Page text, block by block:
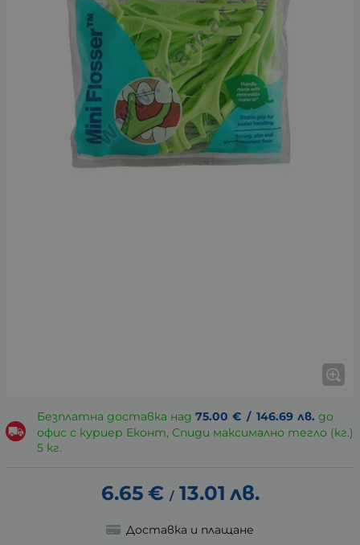
Безплатна доставка над 75.00 € / 146.69 лв. до
офис с куриер Еконт, Спиди максимално тегло (кг.)
5 кг.
6.65 € / 13.01 лв.
Доставка и плащане